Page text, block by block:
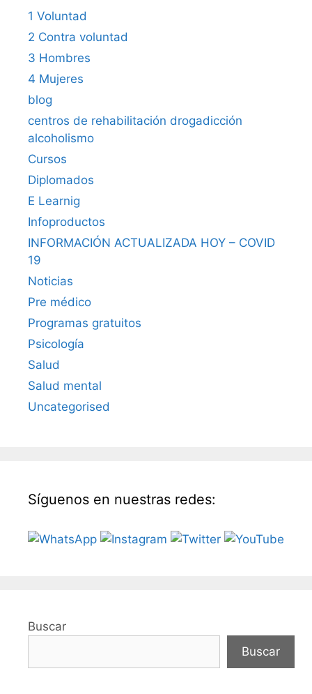
1 Voluntad
2 Contra voluntad
3 Hombres
4 Mujeres
blog
centros de rehabilitación drogadicción
alcoholismo
Cursos
Diplomados
E Learnig
Infoproductos
INFORMACIÓN ACTUALIZADA HOY – COVID
19
Noticias
Pre médico
Programas gratuitos
Psicología
Salud
Salud mental
Uncategorised
Síguenos en nuestras redes:
Buscar
Buscar